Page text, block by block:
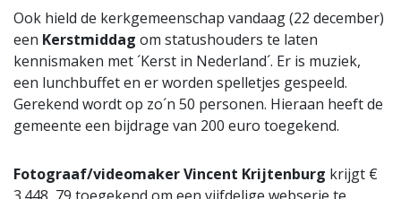
Ook hield de kerkgemeenschap vandaag (22 december)
een Kerstmiddag om statushouders te laten
kennismaken met ´Kerst in Nederland´. Er is muziek,
een lunchbuffet en er worden spelletjes gespeeld.
Gerekend wordt op zo´n 50 personen. Hieraan heeft de
gemeente een bijdrage van 200 euro toegekend.
Fotograaf/videomaker Vincent Krijtenburg krijgt €